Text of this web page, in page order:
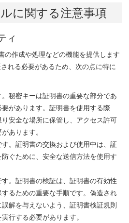
に関する注意事項
ィ
の作成や処理などの機能を提供します
れる必要があるため、次の点に特に
秘密キーは証明書の重要な部分であ
があります。証明書を使用する際
安全な場所に保管し、アクセス許可
あります。
。証明書の交換および使用中は、証
ぐために、安全な送信方法を使用す
。証明書の検証は、証明書の有効性
るための重要な手順です。偽造され
解を与えないよう、証明書検証規則
行する必要があります。